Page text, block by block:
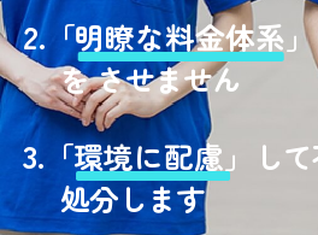
2.「明瞭な料金体系」
を させません
3. 「環境に配慮」
し
処分します